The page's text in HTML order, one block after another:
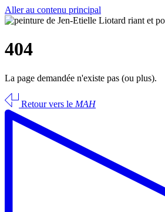
Aller au contenu principal
404
La page demandée n'existe pas (ou plus).
Retour vers le MAH